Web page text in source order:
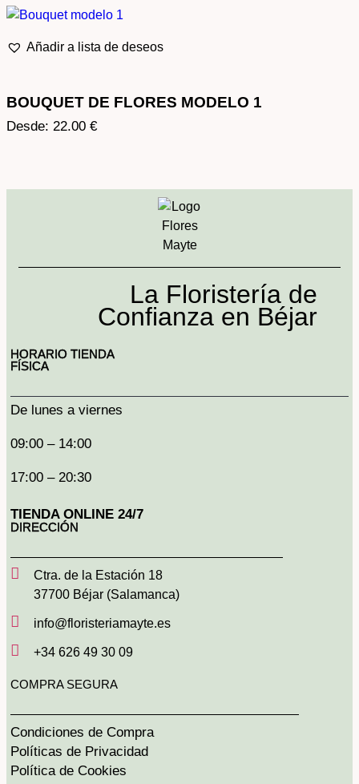
Añadir a lista de deseos
BOUQUET DE FLORES MODELO 1
Desde: 22.00 €
La Floristería de
Confianza en Béjar
HORARIO TIENDA
FÍSICA
De lunes a viernes
09:00 – 14:00
17:00 – 20:30
TIENDA ONLINE 24/7
DIRECCIÓN
Ctra. de la Estación 18
37700 Béjar (Salamanca)
info@floristeriamayte.es
+34 626 49 30 09
COMPRA SEGURA
Condiciones de Compra
Políticas de Privacidad
Política de Cookies